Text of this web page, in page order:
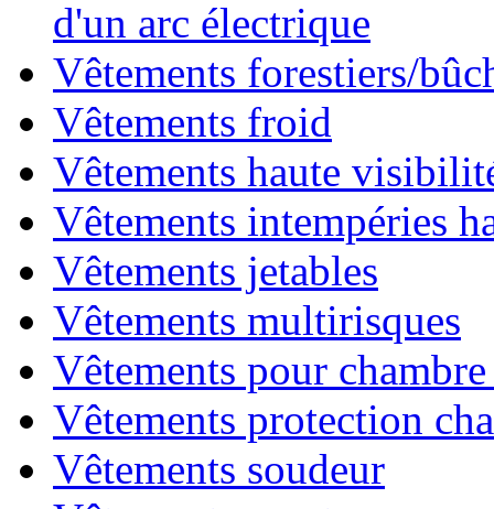
d'un arc électrique
Vêtements forestiers/
Vêtements froid
Vêtements haute
Vêtements intempéries
Vêtements jetables
Vêtements multirisques
Vêtements pour
Vêtements protection
Vêtements soudeur